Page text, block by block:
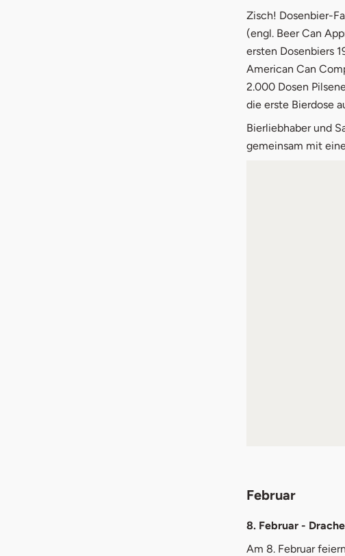
Zisch! Dosenbier-
(engl. Beer Can
ersten Dosenbiers
American Can
2.000 Dosen
die erste Bierdose
Bierliebhaber und
gemeinsam mit
Februar
8. Februar -
Am 8. Februar